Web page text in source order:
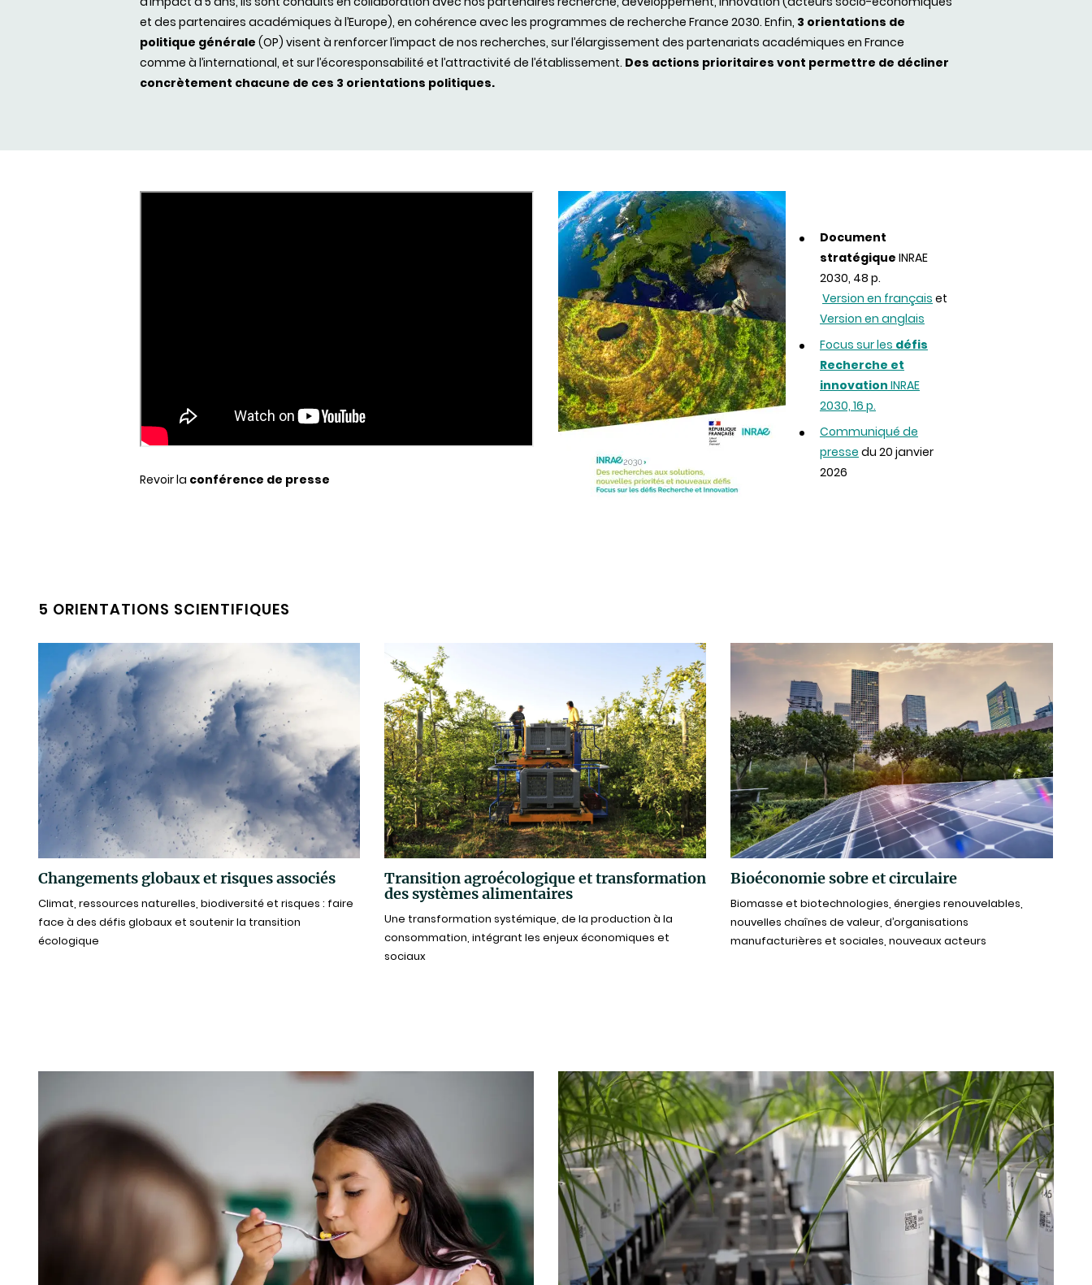
et des partenaires académiques à l’Europe), en cohérence avec les programmes de recherche France 2030. Enfin, 3 orientations de
politique générale (OP) visent à renforcer l’impact de nos recherches, sur l’élargissement des partenariats académiques en France
comme à l’international, et sur l’écoresponsabilité et l’attractivité de l’établissement. Des actions prioritaires vont permettre de décliner
concrètement chacune de ces 3 orientations politiques.
Revoir la conférence de presse
Document
stratégique INRAE
2030, 48 p.
Version en français et
Version en anglais
Focus sur les défis
Recherche et
innovation INRAE
2030, 16 p.
Communiqué de
presse du 20 janvier
2026
5 ORIENTATIONS SCIENTIFIQUES
Changements globaux et risques associés
Climat, ressources naturelles, biodiversité et risques : faire
face à des défis globaux et soutenir la transition
écologique
Transition agroécologique et transformation
des systèmes alimentaires
Une transformation systémique, de la production à la
consommation, intégrant les enjeux économiques et
sociaux
Bioéconomie sobre et circulaire
Biomasse et biotechnologies, énergies renouvelables,
nouvelles chaînes de valeur, d’organisations
manufacturières et sociales, nouveaux acteurs